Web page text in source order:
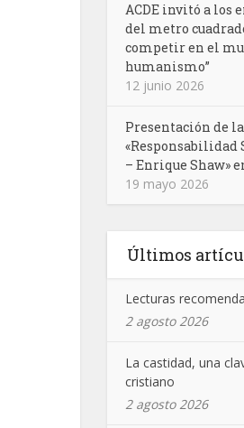
ACDE invitó a los
del metro
competir en el
humanismo”
12 junio 2026
Presentación de
– Enrique Shaw»
19 mayo 2026
Últimos
Lecturas
2 agosto 2026
La castidad, una
cristiano
2 agosto 2026